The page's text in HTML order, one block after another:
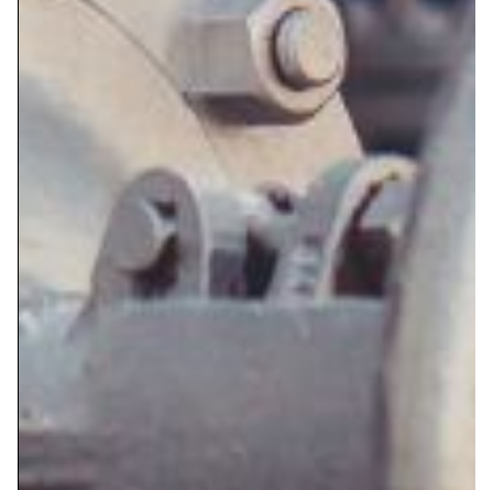
El vapor industrial, tipos
de vapor y equipos para
sistemas de vapor
El vapor industrial es un componente esencial en
muchos procesos industriales. Se produce
mediante la vaporización del agua y se utiliza en
diversas aplicaciones, desde la generación de
energía hasta procesos de fabricación y calefacción.
industrial es la generación de energía